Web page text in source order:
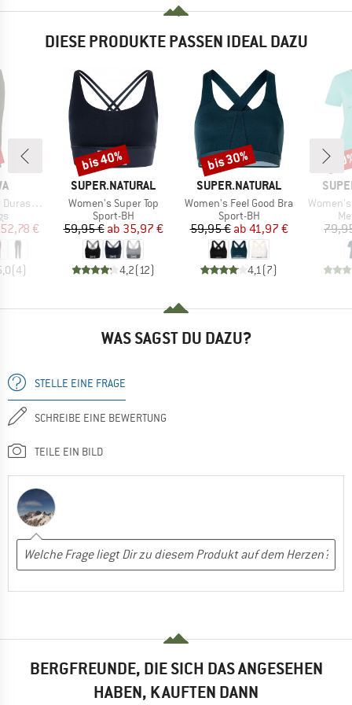
DIESE PRODUKTE PASSEN IDEAL DAZU
Tights
Preis
52,78 €
(4)
MARKE
SUPER.NATURAL
Artikel
Women's Super Top
Produktgruppe
Sport-BH
Preis
59,95 € reduzierter Preis
ab 35,97 €
4,2(12)
Rabatt
bis 40%
MARKE
SUPER.NATURAL
Artikel
Women's Feel Good Bra
Produktgruppe
Sport-BH
Preis
59,95 € reduzierter Preis
ab 41,97 €
4,1 (7)
Rabatt
bis 30%
Artikel
WAS SAGST DU DAZU?
STELLE EINE FRAGE
SCHREIBE EINE BEWERTUNG
TEILE EIN BILD
BERGFREUNDE, DIE SICH DAS ANGESEHEN
HABEN, KAUFTEN DANN